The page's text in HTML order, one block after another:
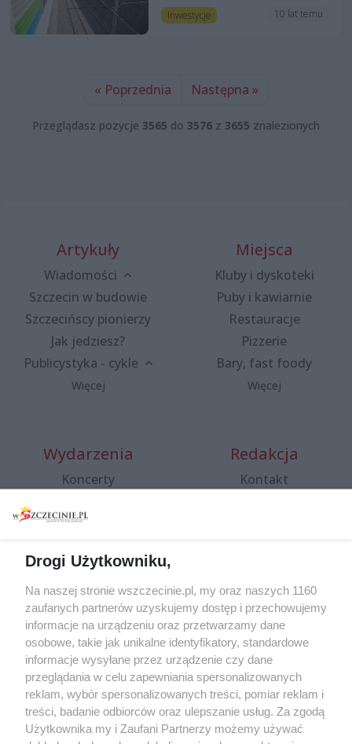
Inwestycje 10 lat temu
« Poprzednia Następna »
Przeglądasz pozycje 3565 do 3576 z 3655 znalezionych
Artykuły
Wiadomości
Szczecin w budowie
Szczecińscy pionierzy
Jak jedziesz?
Publicystyka - cykle
Więcej
Miejsca
Kluby i dyskoteki
Puby i kawiarnie
Restauracje
Pizzerie
Bary, fast foody
Więcej
Wydarzenia
Koncerty
Spacery i oprowadzania
targi
Wernisaże
Więcej
Redakcja
Kontakt
Specjalny koncert z okazji
20. urodzin portalu
wSzczecinie.pl
Regulamin konkursów
śniadaniówka "Hej
Szczecin! Jest piątek!"
Drogi Użytkowniku,
Na naszej stronie wszczecinie.pl, my oraz naszych 1160
zaufanych partnerów uzyskujemy dostęp i przechowujemy
informacje na urządzeniu oraz przetwarzamy dane
osobowe, takie jak unikalne identyfikatory, standardowe
informacje wysyłane przez urządzenie czy dane
przeglądania w celu zapewniania spersonalizowanych
reklam, wybór spersonalizowanych treści, pomiar reklam i
treści, badanie odbiorców oraz ulepszanie usług. Za zgodą
Użytkownika my i Zaufani Partnerzy możemy używać